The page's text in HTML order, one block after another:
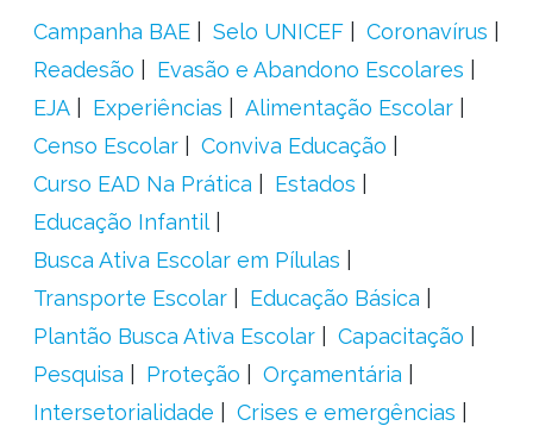
Campanha BAE Selo UNICEF
Coronavírus
Readesão
Evasão e Abandono Escolares
EJA
Experiências
Alimentação Escolar
Censo Escolar
Conviva Educação
Curso EAD Na Prática
Estados
Educação Infantil
Busca Ativa Escolar em Pílulas
Transporte Escolar
Educação Básica
Plantão Busca Ativa Escolar
Capacitação
Pesquisa
Proteção
Orçamentária
Intersetorialidade
Crises e emergências